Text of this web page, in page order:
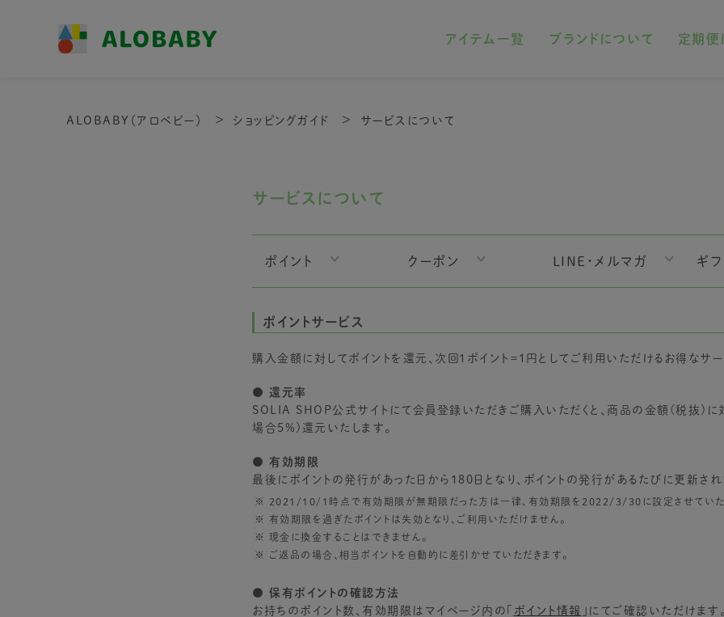
アイテム一覧 ブランドについて 定期便
ALOBABY（アロベビー） ショッピングガイド サービスについて
サービスについて
ポイント クーポン LINE・メルマガ ギ
ポイントサービス
購入金額に対してポイントを還元、次回1ポイント＝1円としてご利用いただけるお得なサ
● 還元率
SOLIA SHOP公式サイトにて会員登録いただきご購入いただくと、商品の金額(税抜)
場合5%)還元いたします。
● 有効期限
最後にポイントの発行があった日から180日となり、ポイントの発行があるたびに更新され
2021/10/1時点で有効期限が無期限だった方は一律、有効期限を2022/3/30に設定させていた
有効期限を過ぎたポイントは失効となり、ご利用いただけません。
現金に換金することはできません。
ご返品の場合、相当ポイントを自動的に差引かせていただきます。
● 保有ポイントの確認方法
お持ちのポイント数、有効期限はマイページ内の「
ポイント情報 」にてご確認いただけます